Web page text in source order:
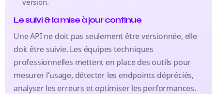
version.
Le suivi & la mise à jour continue
Une API ne doit pas seulement être versionnée, elle
doit être suivie. Les équipes techniques
professionnelles mettent en place des outils pour
mesurer l’usage, détecter les endpoints dépréciés,
analyser les erreurs et optimiser les performances.